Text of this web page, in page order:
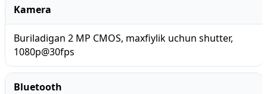
Kamera
Buriladigan 2 MP CMOS, maxfiylik uchun shutter,
1080p@30fps
Bluetooth